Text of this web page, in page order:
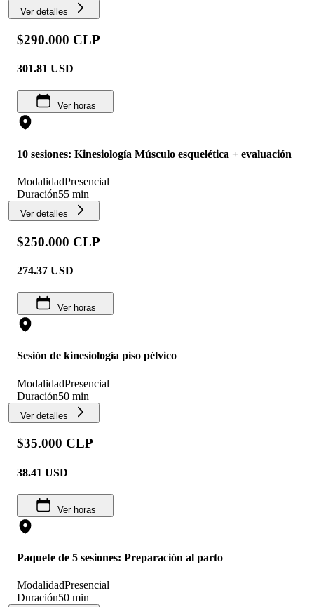
Ver detalles
$290.000 CLP
301.81 USD
Ver horas
10 sesiones: Kinesiología Músculo esquelética + evaluación
ModalidadPresencial
Duración55 min
Ver detalles
$250.000 CLP
274.37 USD
Ver horas
Sesión de kinesiología piso pélvico
ModalidadPresencial
Duración50 min
Ver detalles
$35.000 CLP
38.41 USD
Ver horas
Paquete de 5 sesiones: Preparación al parto
ModalidadPresencial
Duración50 min